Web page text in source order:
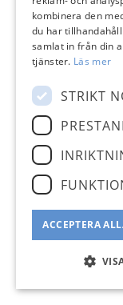
SJÖSTÄLLE
Österåker -
kombinera den
du har
samlat in från din
tjänster. Läs mer
STRIKT
ACCEPTERA